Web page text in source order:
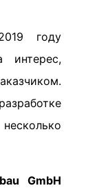
году
интерес,
GmbH